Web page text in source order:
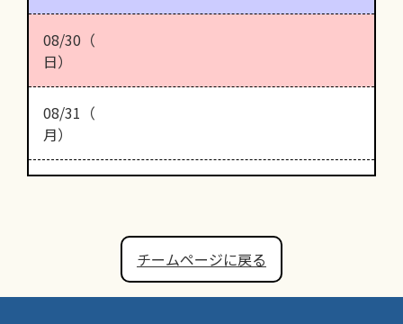
08/30（
日）
08/31（
月）
チームページに戻る